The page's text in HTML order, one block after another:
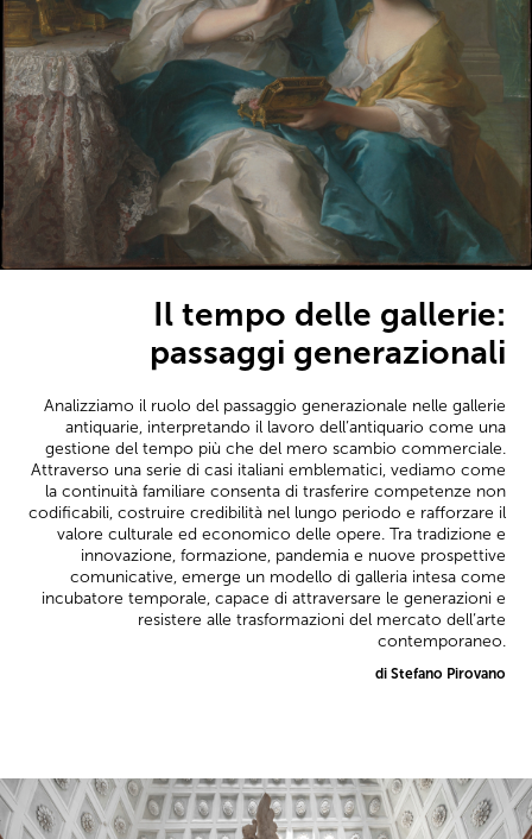
Il tempo delle gallerie:
passaggi generazionali
Analizziamo il ruolo del passaggio generazionale nelle gallerie
antiquarie, interpretando il lavoro dell’antiquario come una
gestione del tempo più che del mero scambio commerciale.
Attraverso una serie di casi italiani emblematici, vediamo come
la continuità familiare consenta di trasferire competenze non
codificabili, costruire credibilità nel lungo periodo e rafforzare il
valore culturale ed economico delle opere. Tra tradizione e
innovazione, formazione, pandemia e nuove prospettive
comunicative, emerge un modello di galleria intesa come
incubatore temporale, capace di attraversare le generazioni e
resistere alle trasformazioni del mercato dell’arte
contemporaneo.
di Stefano Pirovano